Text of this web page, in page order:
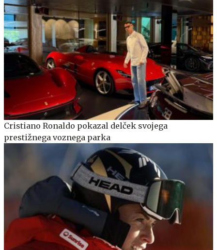
Cristiano Ronaldo pokazal delček svojega
prestižnega voznega parka